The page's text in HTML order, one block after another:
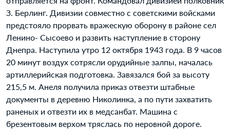
З. Берлинг. Дивизии совместно с советскими войсками
предстояло прорвать вражескую оборону в районе сел
Ленино- Сысоево и развить наступление в сторону
Днепра. Наступила утро 12 октября 1943 года. В 9 часов
20 минут воздух сотрясли орудийные залпы, началась
артиллерийская подготовка. Завязался бой за высоту
215,5 м. Анеля получила приказ отвезти штабные
документы в деревню Николинка, а по пути захватить
раненых и отвезти их в медсанбат. Машина с
брезентовым верхом тряслась по неровной дороге.